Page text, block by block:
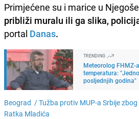
Primjećene su i marice u
približi muralu ili ga slika,
portal Danas.
TRENDING
Meteorolog FHMZ-
temperatura:
posljednjih godina"
Beograd /Tužba protiv MUP-a Srbije
Ratka Mladića